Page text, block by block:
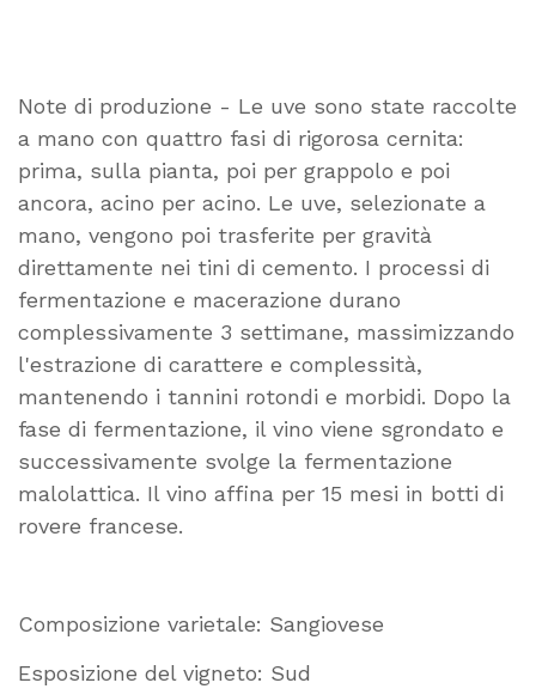
Note di produzione - Le uve sono state raccolte
a mano con quattro fasi di rigorosa cernita:
prima, sulla pianta, poi per grappolo e poi
ancora, acino per acino. Le uve, selezionate a
mano, vengono poi trasferite per gravità
direttamente nei tini di cemento. I processi di
fermentazione e macerazione durano
complessivamente 3 settimane, massimizzando
l'estrazione di carattere e complessità,
mantenendo i tannini rotondi e morbidi. Dopo la
fase di fermentazione, il vino viene sgrondato e
successivamente svolge la fermentazione
malolattica. Il vino affina per 15 mesi in botti di
rovere francese.
Composizione varietale: Sangiovese
Esposizione del vigneto: Sud